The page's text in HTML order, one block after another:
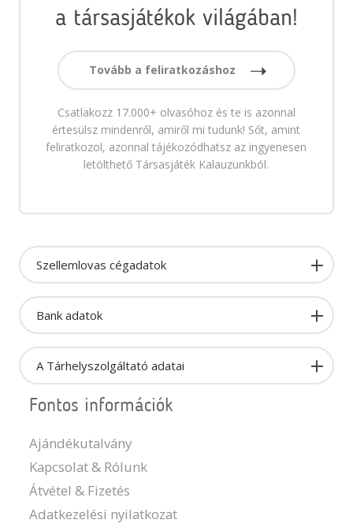
a társasjátékok világában!
Tovább a feliratkozáshoz
Csatlakozz 17.000+ olvasóhoz és te is azonnal
értesülsz mindenről, amiről mi tudunk! Sőt, amint
feliratkozol, azonnal tájékozódhatsz az ingyenesen
letölthető Társasjáték Kalauzunkból.
Szellemlovas cégadatok
Bank adatok
A Tárhelyszolgáltató adatai
Fontos információk
Ajándékutalvány
Kapcsolat & Rólunk
Átvétel & Fizetés
Adatkezelési nyilatkozat